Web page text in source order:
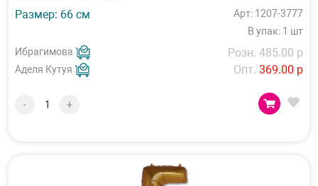
Размер: 66 см
Арт: 1207-3777
В упак: 1 шт
Ибрагимова
Аделя Кутуя
Розн. 485.00 р
Опт. 369.00 р
- +